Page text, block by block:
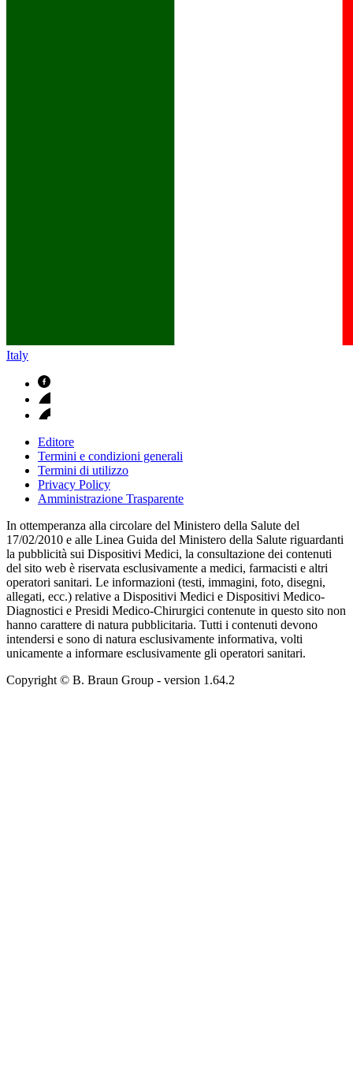
Italy
Editore
Termini e condizioni generali
Termini di utilizzo
Privacy Policy
Amministrazione Trasparente
In ottemperanza alla circolare del Ministero della Salute del
17/02/2010 e alle Linea Guida del Ministero della Salute riguardanti
la pubblicità sui Dispositivi Medici, la consultazione dei contenuti
del sito web è riservata esclusivamente a medici, farmacisti e altri
operatori sanitari. Le informazioni (testi, immagini, foto, disegni,
allegati, ecc.) relative a Dispositivi Medici e Dispositivi Medico-
Diagnostici e Presidi Medico-Chirurgici contenute in questo sito non
hanno carattere di natura pubblicitaria. Tutti i contenuti devono
intendersi e sono di natura esclusivamente informativa, volti
unicamente a informare esclusivamente gli operatori sanitari.
Copyright © B. Braun Group - version 1.64.2